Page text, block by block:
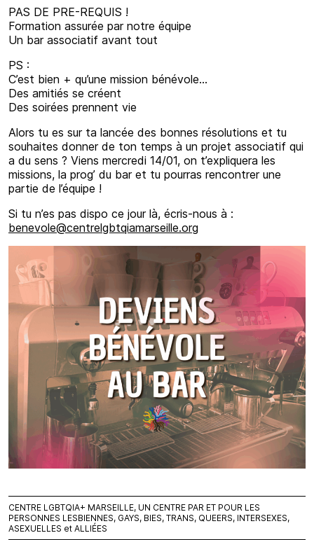
PAS DE PRE-REQUIS !
Formation assurée par notre équipe
Un bar associatif avant tout
PS :
C’est bien + qu’une mission bénévole…
Des amitiés se créent
Des soirées prennent vie
Alors tu es sur ta lancée des bonnes résolutions et tu
souhaites donner de ton temps à un projet associatif qui
a du sens ? Viens mercredi 14/01, on t’expliquera les
missions, la prog’ du bar et tu pourras rencontrer une
partie de l’équipe !
Si tu n’es pas dispo ce jour là, écris-nous à :
benevole@centrelgbtqiamarseille.org
CENTRE LGBTQIA+ MARSEILLE, UN CENTRE PAR ET POUR LES
PERSONNES LESBIENNES, GAYS, BIES, TRANS, QUEERS, INTERSEXES,
ASEXUELLES et ALLIÉES